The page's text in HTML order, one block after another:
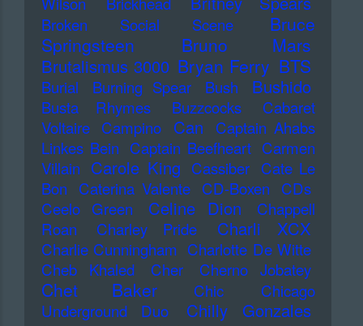
Broken Social Scene
Bruce
Springsteen
Bruno Mars
Brutalismus 3000 Bryan Ferry BTS
Burial Burning Spear Bush Bushido
Busta Rhymes Buzzcocks
Cabaret
Voltaire Campino Can
Captain Ahabs
Linkes Bein Captain Beefheart Carmen
Villain Carole King Cassiber Cate Le
Bon
Caterina Valente CD-Boxen
CDs
Ceelo Green
Celine Dion
Chappell
Roan
Charley Pride Charli XCX
Charlie Cunningham Charlotte De Witte
Cheb Khaled
Cher Cherno Jobatey
Chet Baker Chic
Chicago
Underground Duo
Chilly Gonzales